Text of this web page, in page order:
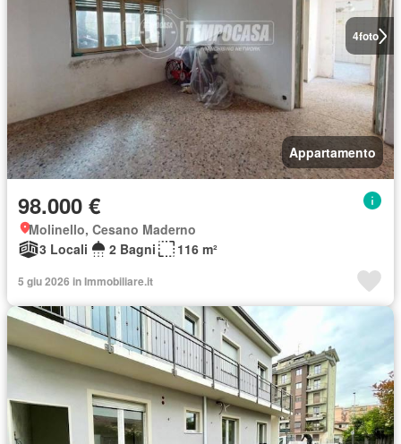
4foto
Appartamento
98.000 €
Molinello, Cesano Maderno
3 Locali
2 Bagni 116 m²
5 giu 2026 in Immobiliare.it